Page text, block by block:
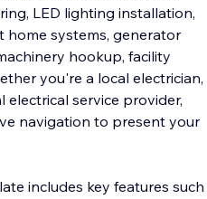
LED lighting installation,
home systems, generator
hookup, facility
you're a local electrician,
electrical service provider,
navigation to present your
includes key features such